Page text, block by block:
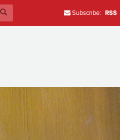
Subscribe: RSS